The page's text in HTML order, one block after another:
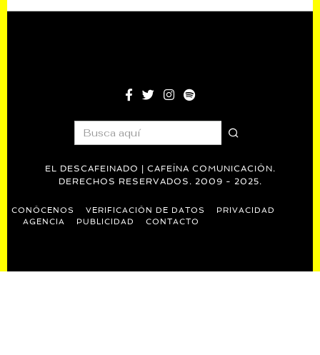
EL DESCAFEINADO | CAFEÍNA COMUNICACIÓN.
DERECHOS RESERVADOS. 2009 - 2025.
CONÓCENOS VERIFICACIÓN DE DATOS
PRIVACIDAD
AGENCIA
PUBLICIDAD CONTACTO